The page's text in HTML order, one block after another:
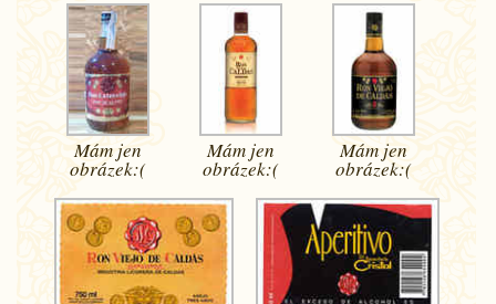
Mám jen
obrázek:(
Mám jen
obrázek:(
Mám jen
obrázek:(